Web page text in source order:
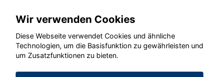
© konjunkturmotor.de GmbH 2020 - 2026
Wir verwenden Cookies
Diese Webseite verwendet Cookies und ähnliche
Technologien, um die Basisfunktion zu gewährleisten und
um Zusatzfunktionen zu bieten.